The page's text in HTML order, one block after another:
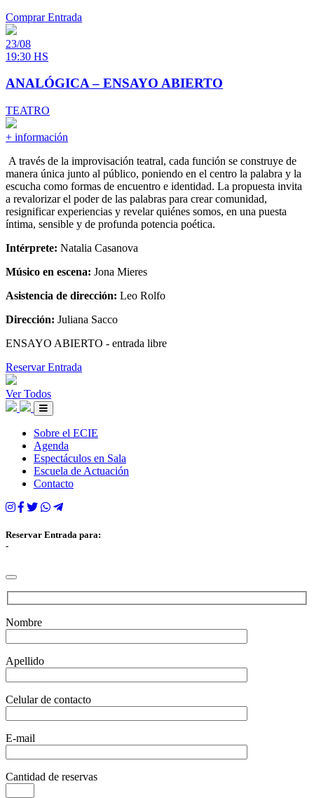
Comprar Entrada
23/08
19:30 HS
ANALÓGICA – ENSAYO ABIERTO
TEATRO
+ información
A través de la improvisación teatral, cada función se construye de
manera única junto al público, poniendo en el centro la palabra y la
escucha como formas de encuentro e identidad. La propuesta invita
a revalorizar el poder de las palabras para crear comunidad,
resignificar experiencias y revelar quiénes somos, en una puesta
íntima, sensible y de profunda potencia poética.
Intérprete: Natalia Casanova
Músico en escena: Jona Mieres
Asistencia de dirección: Leo Rolfo
Dirección: Juliana Sacco
ENSAYO ABIERTO - entrada libre
Reservar Entrada
Ver Todos
Sobre el ECIE
Agenda
Espectáculos en Sala
Escuela de Actuación
Contacto
Reservar Entrada para:
-
Nombre
Apellido
Celular de contacto
E-mail
Cantidad de reservas